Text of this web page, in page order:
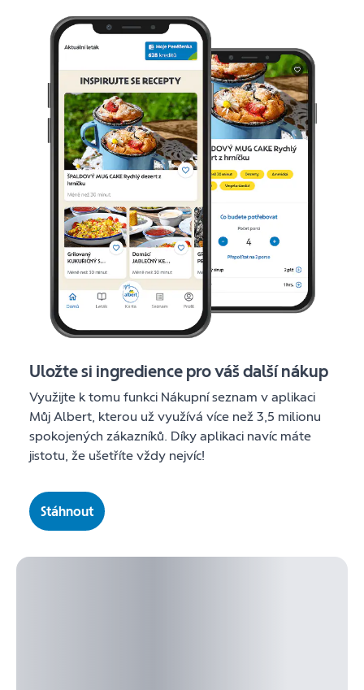
Uložte si ingredience pro váš další nákup
Využijte k tomu funkci Nákupní seznam v aplikaci
Můj Albert, kterou už využívá více než 3,5 milionu
spokojených zákazníků. Díky aplikaci navíc máte
jistotu, že ušetříte vždy nejvíc!
Stáhnout